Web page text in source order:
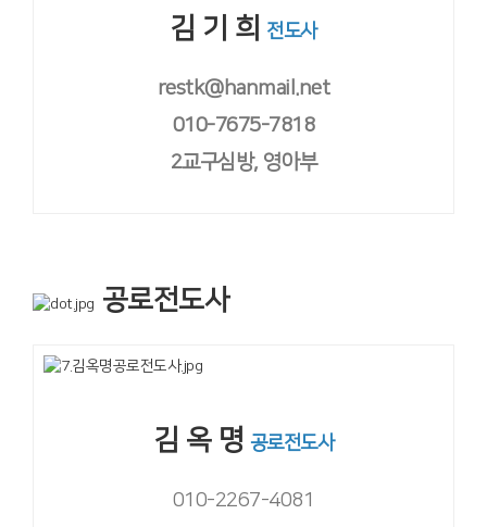
김 기 희 전도사
restk@hanmail.net
010-7675-7818
2교구심방, 영아부
공로전도사
김 옥 명 공로전도사
010-2267-4081